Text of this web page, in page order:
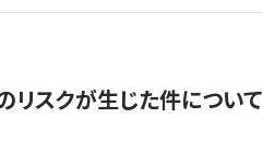
リスクが生じた件について